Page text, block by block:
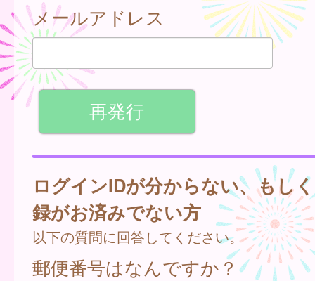
メールアドレス
ログインIDが分からない、もし
録がお済みでない方
以下の質問に回答してください。
郵便番号はなんですか？